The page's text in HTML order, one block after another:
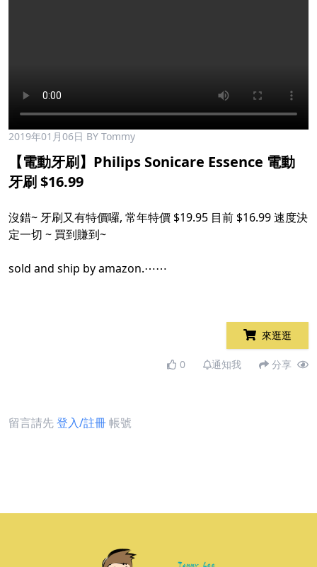
2019年01月06日 BY Tommy
【電動牙刷】Philips Sonicare Essence 電動
牙刷 $16.99
沒錯~ 牙刷又有特價囉, 常年特價 $19.95 目前 $16.99 速度決
定一切 ~ 買到賺到~
sold and ship by amazon.⋯⋯
來逛逛
0 通知我 分享
留言請先登入/註冊帳號